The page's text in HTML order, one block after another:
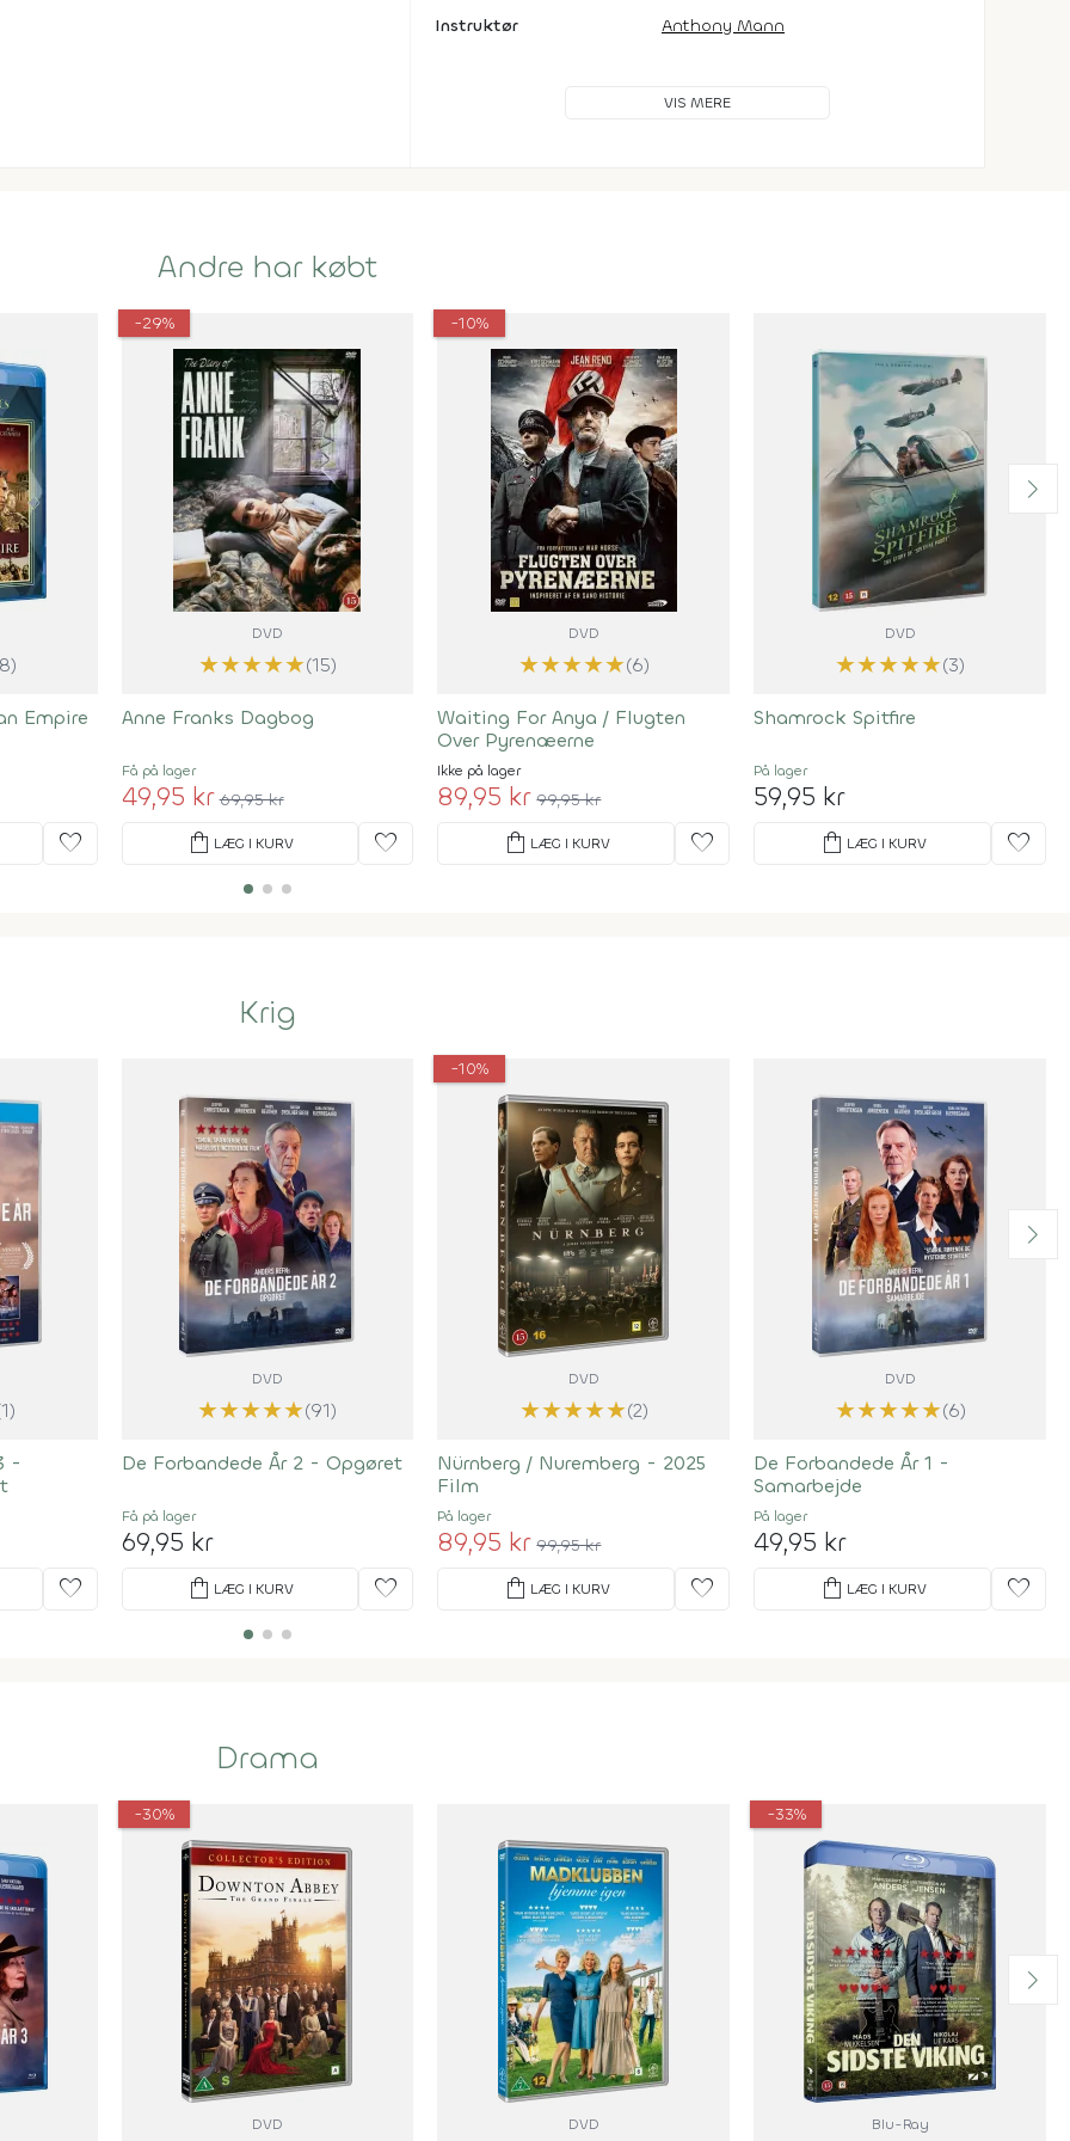
Instruktør Anthony Mann
VIS MERE
Andre har købt
Empire
favorite
-29%
DVD
★★★★★(15)
Anne Franks Dagbog
Få på lager
49,95 kr 69,95 kr
shopping_bag LÆG I KURV favorite
-10%
DVD
★★★★★(6)
Waiting For Anya / Flugten
Over Pyrenæerne
Ikke på lager
89,95 kr 99,95 kr
shopping_bag LÆG I KURV favorite
DVD
★★★★★(3)
Shamrock Spitfire
På lager
59,95 kr
shopping_bag LÆG I KURV favorite
Krig
-
favorite
DVD
★★★★★(91)
De Forbandede År 2 - Opgøret
Få på lager
69,95 kr
shopping_bag LÆG I KURV favorite
-10%
DVD
★★★★★(2)
Nürnberg / Nuremberg - 2025
Film
På lager
89,95 kr 99,95 kr
shopping_bag LÆG I KURV favorite
DVD
★★★★★(6)
De Forbandede År 1 -
Samarbejde
På lager
49,95 kr
shopping_bag LÆG I KURV favorite
Drama
-30%
DVD DVD
-33%
Blu-Ray